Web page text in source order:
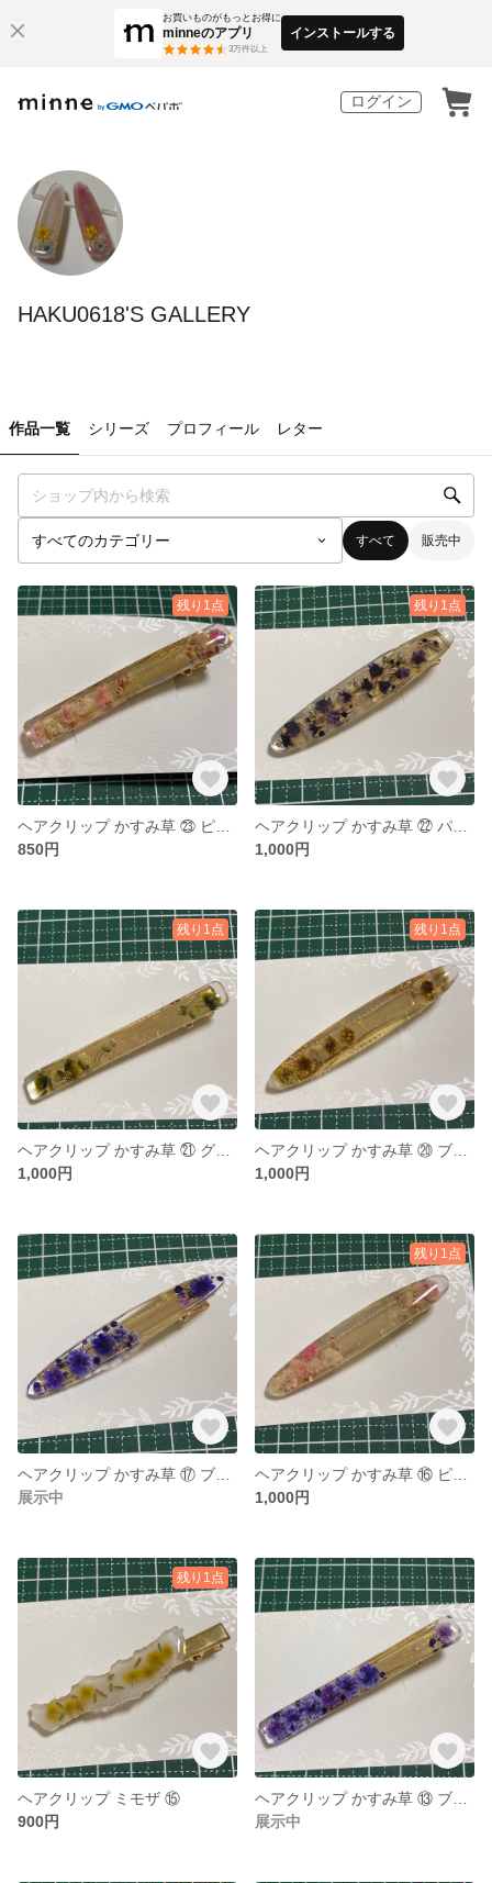
お買いものがもっとお得に
minneのアプリ
3万件以上
インストールする
ログイン
HAKU0618'S GALLERY
作品一覧 シリーズ プロフィール レター
すべて 販売中
残り1点
850円
残り1点
1,000円
残り1点
1,000円
残り1点
1,000円
展示中
残り1点
1,000円
残り1点
ヘアクリップ ミモザ ⑮
900円
展示中